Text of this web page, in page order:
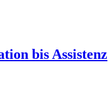
bis Assistenz